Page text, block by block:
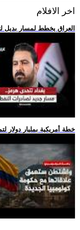
اخر الافلام
.. العراق يخطط لمسار بديل
.. خطة أمريكية بمليار